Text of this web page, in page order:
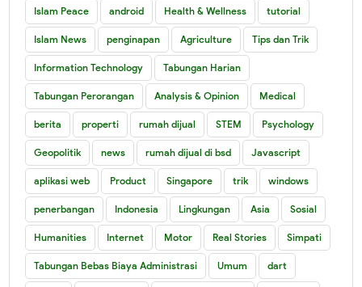
Islam Peace android Health & Wellness tutorial
Islam News penginapan Agriculture Tips dan Trik
Information Technology Tabungan Harian
Tabungan Perorangan Analysis & Opinion Medical
berita properti rumah dijual STEM Psychology
Geopolitik news rumah dijual di bsd Javascript
aplikasi web Product Singapore trik windows
penerbangan Indonesia Lingkungan Asia Sosial
Humanities Internet Motor Real Stories Simpati
Tabungan Bebas Biaya Administrasi Umum dart